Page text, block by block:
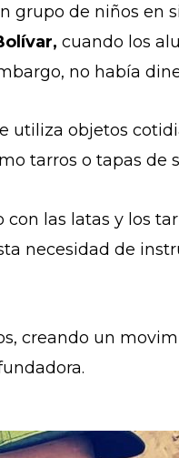
grupo de niños en
cuando los
no había
utiliza objetos
tarros o tapas de
las latas y los
necesidad de
creando un